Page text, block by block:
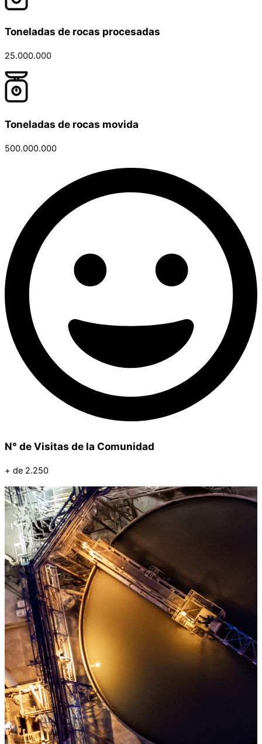
Toneladas de rocas procesadas
25.000.000
Toneladas de rocas movida
500.000.000
N° de Visitas de la Comunidad
+ de 2.250